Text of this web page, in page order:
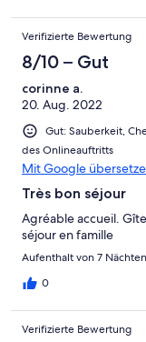
ajouter .
Verifizierte Bewertung
8/10 – Gut
corinne a.
20. Aug. 2022
Gut: Sauberkeit,
des Onlineauftritts
Mit Google
Très bon séjour
Agréable accueil.
séjour en famille
Aufenthalt von 7
0
Verifizierte Bewertung